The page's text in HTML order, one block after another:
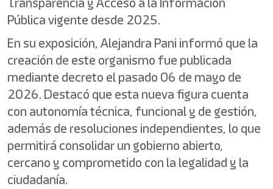
Pública vigente desde 2025.
En su exposición, Alejandra Pani informó que la
creación de este organismo fue publicada
mediante decreto el pasado 06 de mayo de
2026. Destacó que esta nueva figura cuenta
con autonomía técnica, funcional y de gestión,
además de resoluciones independientes, lo que
permitirá consolidar un gobierno abierto,
cercano y comprometido con la legalidad y la
ciudadanía.